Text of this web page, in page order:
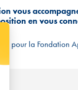
vous
en vous
pour la Fondation